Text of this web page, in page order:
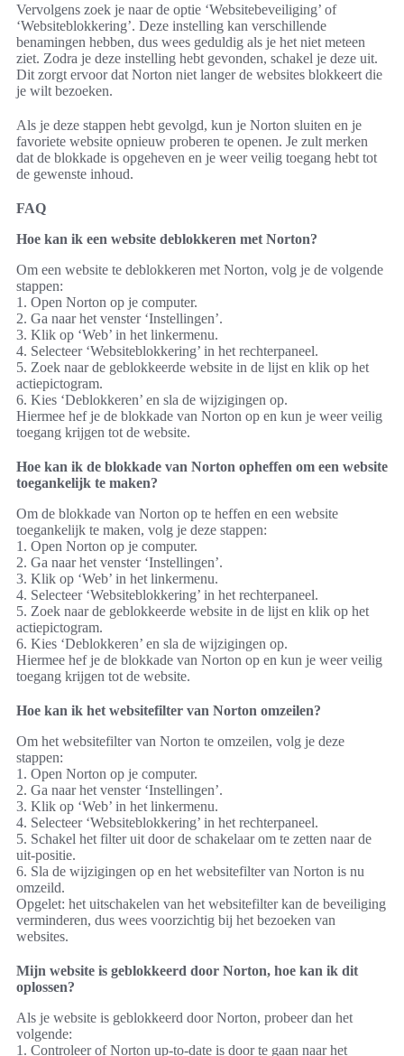
Vervolgens zoek je naar de optie ‘Websitebeveiliging’ of
‘Websiteblokkering’. Deze instelling kan verschillende
benamingen hebben, dus wees geduldig als je het niet meteen
ziet. Zodra je deze instelling hebt gevonden, schakel je deze uit.
Dit zorgt ervoor dat Norton niet langer de websites blokkeert die
je wilt bezoeken.
Als je deze stappen hebt gevolgd, kun je Norton sluiten en je
favoriete website opnieuw proberen te openen. Je zult merken
dat de blokkade is opgeheven en je weer veilig toegang hebt tot
de gewenste inhoud.
FAQ
Hoe kan ik een website deblokkeren met Norton?
Om een website te deblokkeren met Norton, volg je de volgende
stappen:
1. Open Norton op je computer.
2. Ga naar het venster ‘Instellingen’.
3. Klik op ‘Web’ in het linkermenu.
4. Selecteer ‘Websiteblokkering’ in het rechterpaneel.
5. Zoek naar de geblokkeerde website in de lijst en klik op het
actiepictogram.
6. Kies ‘Deblokkeren’ en sla de wijzigingen op.
Hiermee hef je de blokkade van Norton op en kun je weer veilig
toegang krijgen tot de website.
Hoe kan ik de blokkade van Norton opheffen om een website
toegankelijk te maken?
Om de blokkade van Norton op te heffen en een website
toegankelijk te maken, volg je deze stappen:
1. Open Norton op je computer.
2. Ga naar het venster ‘Instellingen’.
3. Klik op ‘Web’ in het linkermenu.
4. Selecteer ‘Websiteblokkering’ in het rechterpaneel.
5. Zoek naar de geblokkeerde website in de lijst en klik op het
actiepictogram.
6. Kies ‘Deblokkeren’ en sla de wijzigingen op.
Hiermee hef je de blokkade van Norton op en kun je weer veilig
toegang krijgen tot de website.
Hoe kan ik het websitefilter van Norton omzeilen?
Om het websitefilter van Norton te omzeilen, volg je deze
stappen:
1. Open Norton op je computer.
2. Ga naar het venster ‘Instellingen’.
3. Klik op ‘Web’ in het linkermenu.
4. Selecteer ‘Websiteblokkering’ in het rechterpaneel.
5. Schakel het filter uit door de schakelaar om te zetten naar de
uit-positie.
6. Sla de wijzigingen op en het websitefilter van Norton is nu
omzeild.
Opgelet: het uitschakelen van het websitefilter kan de beveiliging
verminderen, dus wees voorzichtig bij het bezoeken van
websites.
Mijn website is geblokkeerd door Norton, hoe kan ik dit
oplossen?
Als je website is geblokkeerd door Norton, probeer dan het
volgende:
1. Controleer of Norton up-to-date is door te gaan naar het